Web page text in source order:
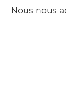
Nous nous